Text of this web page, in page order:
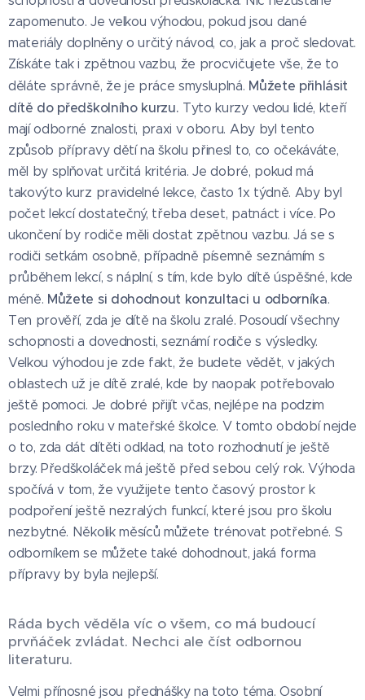
zapomenuto. Je velkou výhodou, pokud jsou dané
materiály doplněny o určitý návod, co, jak a proč sledovat.
Získáte tak i zpětnou vazbu, že procvičujete vše, že to
děláte správně, že je práce smysluplná. Můžete přihlásit
dítě do předškolního kurzu. Tyto kurzy vedou lidé, kteří
mají odborné znalosti, praxi v oboru. Aby byl tento
způsob přípravy dětí na školu přinesl to, co očekáváte,
měl by splňovat určitá kritéria. Je dobré, pokud má
takovýto kurz pravidelné lekce, často 1x týdně. Aby byl
počet lekcí dostatečný, třeba deset, patnáct i více. Po
ukončení by rodiče měli dostat zpětnou vazbu. Já se s
rodiči setkám osobně, případně písemně seznámím s
průběhem lekcí, s náplní, s tím, kde bylo dítě úspěšné, kde
méně. Můžete si dohodnout konzultaci u odborníka.
Ten prověří, zda je dítě na školu zralé. Posoudí všechny
schopnosti a dovednosti, seznámí rodiče s výsledky.
Velkou výhodou je zde fakt, že budete vědět, v jakých
oblastech už je dítě zralé, kde by naopak potřebovalo
ještě pomoci. Je dobré přijít včas, nejlépe na podzim
posledního roku v mateřské školce. V tomto období nejde
o to, zda dát dítěti odklad, na toto rozhodnutí je ještě
brzy. Předškoláček má ještě před sebou celý rok. Výhoda
spočívá v tom, že využijete tento časový prostor k
podpoření ještě nezralých funkcí, které jsou pro školu
nezbytné. Několik měsíců můžete trénovat potřebné. S
odborníkem se můžete také dohodnout, jaká forma
přípravy by byla nejlepší.
Ráda bych věděla víc o všem, co má budoucí
prvňáček zvládat. Nechci ale číst odbornou
literaturu.
Velmi přínosné jsou přednášky na toto téma. Osobní